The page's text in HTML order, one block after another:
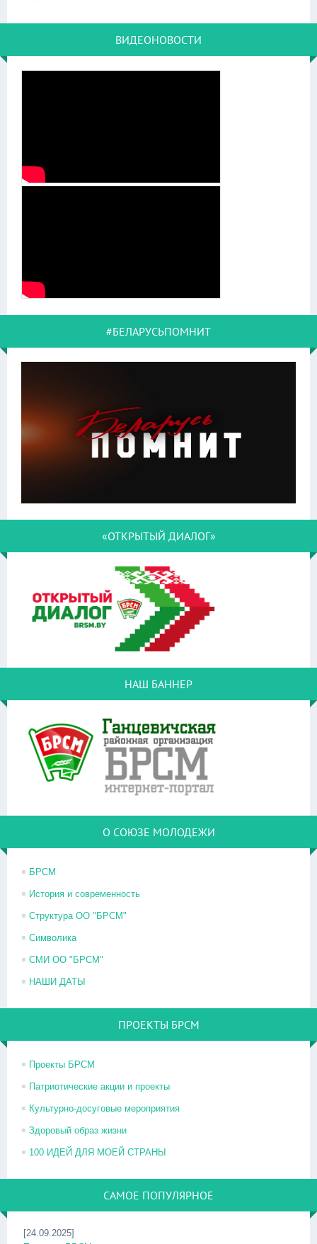
ВИДЕОНОВОСТИ
#БЕЛАРУСЬПОМНИТ
«ОТКРЫТЫЙ ДИАЛОГ»
НАШ БАННЕР
О СОЮЗЕ МОЛОДЕЖИ
БРСМ
История и современность
Структура ОО "БРСМ"
Символика
СМИ ОО "БРСМ"
НАШИ ДАТЫ
ПРОЕКТЫ БРСМ
Проекты БРСМ
Патриотические акции и проекты
Культурно-досуговые мероприятия
Здоровый образ жизни
100 ИДЕЙ ДЛЯ МОЕЙ СТРАНЫ
САМОЕ ПОПУЛЯРНОЕ
[24.09.2025]